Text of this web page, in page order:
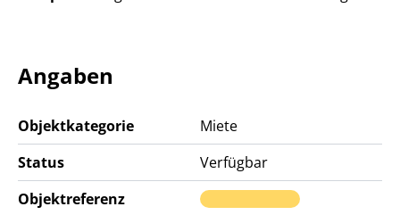
Angaben
Objektkategorie
Miete
Status
Verfügbar
Objektreferenz